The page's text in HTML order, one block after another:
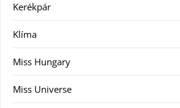
Kerékpár
Klíma
Miss Hungary
Miss Universe